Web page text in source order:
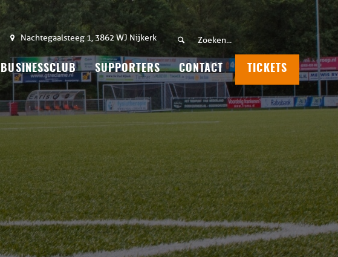
Nachtegaalsteeg 1, 3862 WJ Nijkerk
BUSINESSCLUB SUPPORTERS CONTACT TICKETS